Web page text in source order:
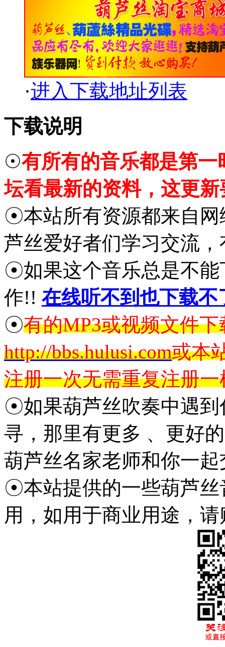
·进入下载地址列表
下载说明
☉有所有的音乐都是第
坛看最新的资料，这更
☉本站所有资源都来自网
芦丝爱好者们学习交流
☉如果这个音乐总是不能
作!! 在线听不到也下载不
☉有的MP3或视频文件
http://bbs.hulusi.com或本
注册一次无需重复注册
☉如果葫芦丝吹奏中遇到
寻，那里有更多 、更好
葫芦丝名家老师和你一起
☉本站提供的一些葫芦丝
用，如用于商业用途，